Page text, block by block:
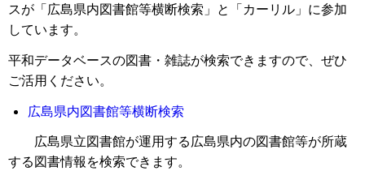
スが「広島県内図書館等横断検索」と「カーリル」に参加
しています。
平和データベースの図書・雑誌が検索できますので、ぜひ
ご活用ください。
広島県内図書館等横断検索
広島県立図書館が運用する広島県内の図書館等が所蔵
する図書情報を検索できます。